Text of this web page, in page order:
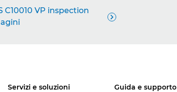
C10010 VP inspection

Servizi e soluzioni Guida e supporto